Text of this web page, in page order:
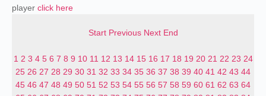
player click here
Start Previous Next End
1 2 3 4 5 6 7 8 9 10 11 12 13 14 15 16 17 18 19 20 21 22 23 24
25 26 27 28 29 30 31 32 33 34 35 36 37 38 39 40 41 42 43 44
45 46 47 48 49 50 51 52 53 54 55 56 57 58 59 60 61 62 63 64